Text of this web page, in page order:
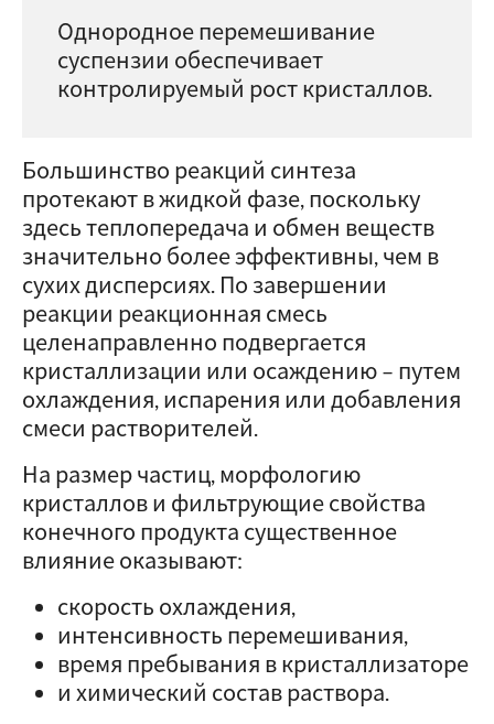
Однородное перемешивание
суспензии обеспечивает
контролируемый рост кристаллов.
Большинство реакций синтеза
протекают в жидкой фазе, поскольку
здесь теплопередача и обмен веществ
значительно более эффективны, чем в
сухих дисперсиях. По завершении
реакции реакционная смесь
целенаправленно подвергается
кристаллизации или осаждению – путем
охлаждения, испарения или добавления
смеси растворителей.
На размер частиц, морфологию
кристаллов и фильтрующие свойства
конечного продукта существенное
влияние оказывают:
скорость охлаждения,
интенсивность перемешивания,
время пребывания в кристаллизаторе
и химический состав раствора.